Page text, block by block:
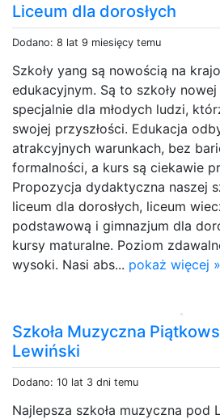
Liceum dla dorosłych
Dodano: 8 lat 9 miesięcy temu
Szkoły yang są nowością na
edukacyjnym. Są to szkoły
specjalnie dla młodych ludzi,
swojej przyszłości. Edukacja
atrakcyjnych warunkach, bez
formalności, a kurs są ciekawie
Propozycja dydaktyczna naszej
liceum dla dorosłych, liceum
podstawową i gimnazjum dla
kursy maturalne. Poziom
wysoki. Nasi abs... pokaż więcej »
Szkoła Muzyczna
Lewiński
Dodano: 10 lat 3 dni temu
Najlepsza szkoła muzyczna pod